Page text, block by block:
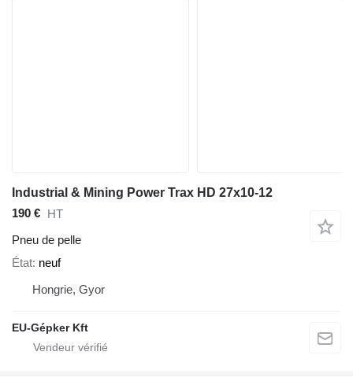
Industrial & Mining Power Trax HD 27x10-12
190 € HT
Pneu de pelle
État neuf
Hongrie, Gyor
EU-Gépker Kft